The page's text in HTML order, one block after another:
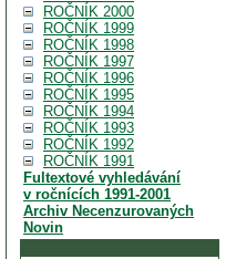
ROČNÍK 2000
ROČNÍK 1999
ROČNÍK 1998
ROČNÍK 1997
ROČNÍK 1996
ROČNÍK 1995
ROČNÍK 1994
ROČNÍK 1993
ROČNÍK 1992
ROČNÍK 1991
Fultextové vyhledávání
v ročnících 1991-2001
Archiv Necenzurovaných
Novin